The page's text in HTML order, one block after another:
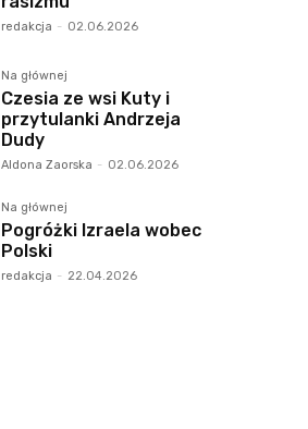
redakcja - 02.06.2026
Na głównej
Czesia ze wsi Kuty i
przytulanki Andrzeja
Dudy
Aldona Zaorska - 02.06.2026
Na głównej
Pogróżki Izraela wobec
Polski
redakcja - 22.04.2026